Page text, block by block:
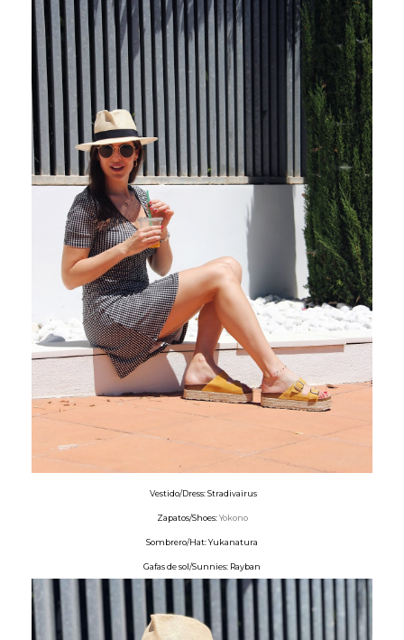
Vestido/Dress: Stradivairus
Zapatos/Shoes:Yokono
Sombrero/Hat: Yukanatura
Gafas de sol/Sunnies: Rayban